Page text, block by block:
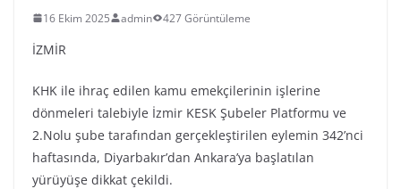
16 Ekim 2025 admin 427 Görüntüleme
İZMİR
KHK ile ihraç edilen kamu emekçilerinin işlerine
dönmeleri talebiyle İzmir KESK Şubeler Platformu ve
2.Nolu şube tarafından gerçekleştirilen eylemin 342’nci
haftasında, Diyarbakır’dan Ankara’ya başlatılan
yürüyüşe dikkat çekildi.